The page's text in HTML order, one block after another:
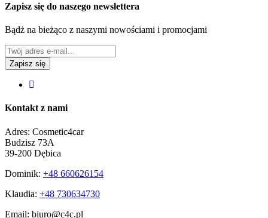
Zapisz się do naszego newslettera
Bądż na bieżąco z naszymi nowościami i promocjami
Kontakt z nami
Adres: Cosmetic4car
Budzisz 73A
39-200 Dębica
Dominik: +48 660626154
Klaudia: +48 730634730
Email: biuro@c4c.pl